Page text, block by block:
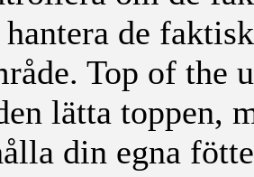
de
Top of the
lätta toppen,
din egna